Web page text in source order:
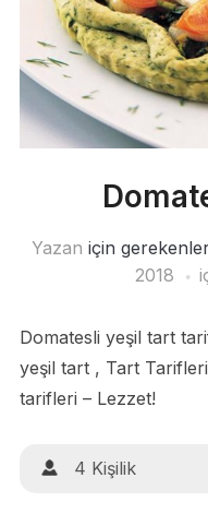
Yazan için
2018
Domatesli yeşil tart
yeşil tart , Tart
tarifleri – Lezzet!
4 Kişilik